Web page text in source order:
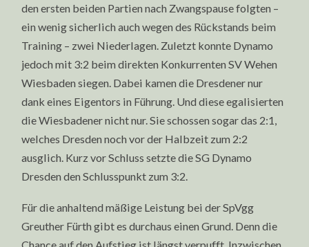
den ersten beiden Partien nach Zwangspause folgten –
ein wenig sicherlich auch wegen des Rückstands beim
Training – zwei Niederlagen. Zuletzt konnte Dynamo
jedoch mit 3:2 beim direkten Konkurrenten SV Wehen
Wiesbaden siegen. Dabei kamen die Dresdener nur
dank eines Eigentors in Führung. Und diese egalisierten
die Wiesbadener nicht nur. Sie schossen sogar das 2:1,
welches Dresden noch vor der Halbzeit zum 2:2
ausglich. Kurz vor Schluss setzte die SG Dynamo
Dresden den Schlusspunkt zum 3:2.
Für die anhaltend mäßige Leistung bei der SpVgg
Greuther Fürth gibt es durchaus einen Grund. Denn die